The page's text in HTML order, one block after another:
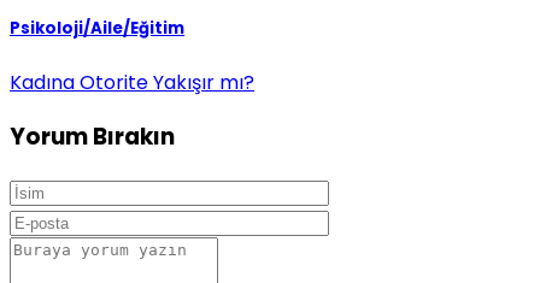
Psikoloji/Aile/Eğitim
Kadına Otorite Yakışır mı?
Yorum Bırakın